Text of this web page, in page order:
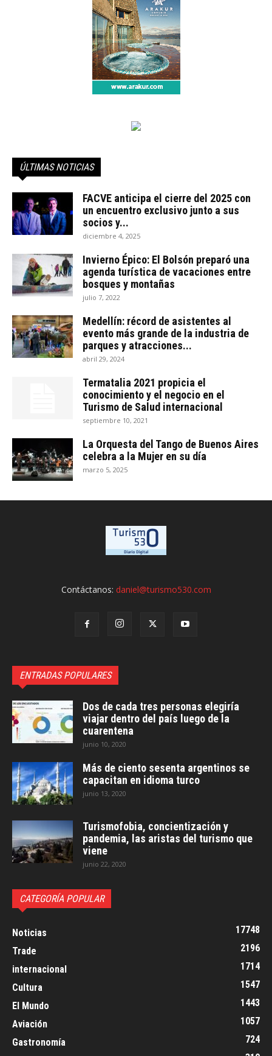
ÚLTIMAS NOTICIAS
FACVE anticipa el cierre del 2025 con
un encuentro exclusivo junto a sus
socios y...
diciembre 4, 2025
Invierno Épico: El Bolsón preparó una
agenda turística de vacaciones entre
bosques y montañas
julio 7, 2022
Medellín: récord de asistentes al
evento más grande de la industria de
parques y atracciones...
abril 29, 2024
Termatalia 2021 propicia el
conocimiento y el negocio en el
Turismo de Salud internacional
septiembre 10, 2021
La Orquesta del Tango de Buenos Aires
celebra a la Mujer en su día
marzo 5, 2025
Contáctanos: daniel@turismo530.com
ENTRADAS POPULARES
Dos de cada tres personas elegiría
viajar dentro del país luego de la
cuarentena
junio 10, 2020
Más de ciento sesenta argentinos se
capacitan en idioma turco
junio 13, 2020
Turismofobia, concientización y
pandemia, las aristas del turismo que
viene
junio 22, 2020
CATEGORÍA POPULAR
Noticias
17748
Trade
2196
internacional
1714
Cultura
1547
El Mundo
1443
Aviación
1057
Gastronomía
724